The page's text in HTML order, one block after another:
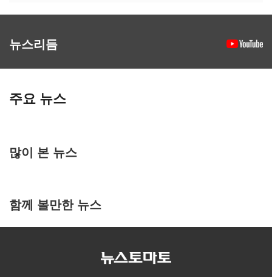
뉴스리듬
주요 뉴스
많이 본 뉴스
함께 볼만한 뉴스